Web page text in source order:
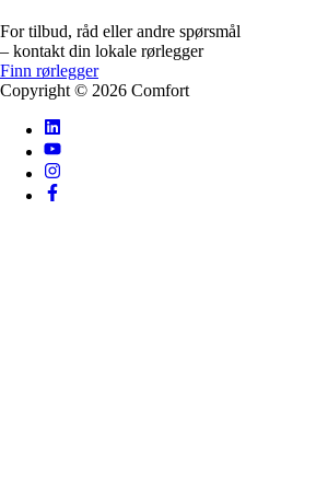
For tilbud, råd eller andre spørsmål
– kontakt din lokale rørlegger
Finn rørlegger
Copyright © 2026 Comfort